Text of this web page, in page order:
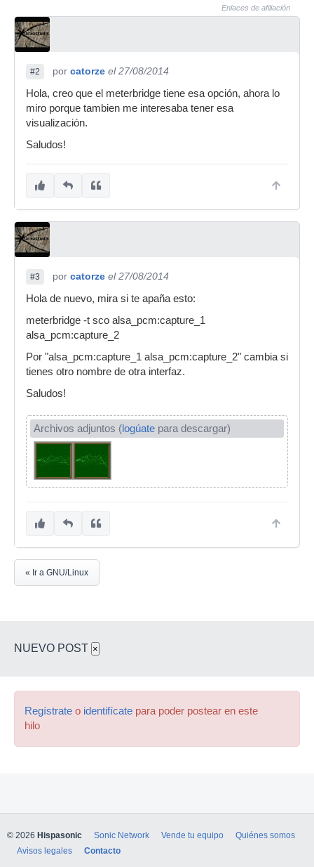
Enlaces de afiliación
#2 por catorze el 27/08/2014
Hola, creo que el meterbridge tiene esa opción, ahora lo
miro porque tambien me interesaba tener esa
visualización.
Saludos!
#3 por catorze el 27/08/2014
Hola de nuevo, mira si te apaña esto:
meterbridge -t sco alsa_pcm:capture_1
alsa_pcm:capture_2
Por "alsa_pcm:capture_1 alsa_pcm:capture_2" cambia si
tienes otro nombre de otra interfaz.
Saludos!
Archivos adjuntos (logúate para descargar)
« Ir a GNU/Linux
NUEVO POST ×
Regístrate o identifícate para poder postear en este
hilo
© 2026 Hispasonic Sonic Network Vende tu equipo
Quiénes somos
Avisos legales
Contacto